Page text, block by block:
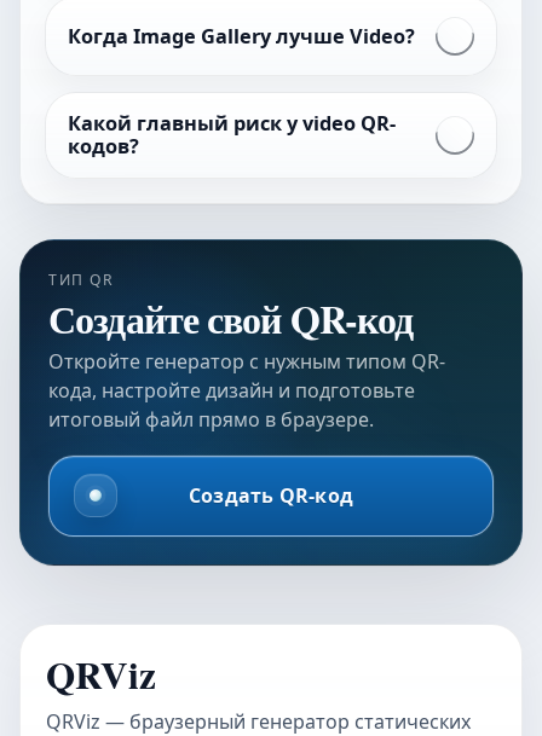
Когда Image Gallery лучше Video?
Какой главный риск у video QR-
кодов?
ТИП QR
Создайте свой QR-код
Откройте генератор с нужным типом QR-
кода, настройте дизайн и подготовьте
итоговый файл прямо в браузере.
Создать QR-код
QRViz
QRViz — браузерный генератор статических